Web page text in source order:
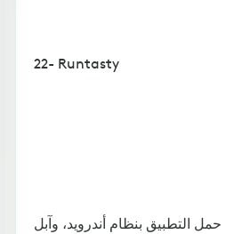
22- Runtasty
حمل التطبيق بنظام أندرويد، وآبل